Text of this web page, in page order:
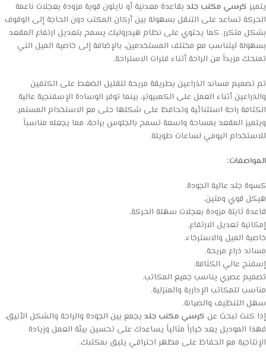
يتميز كرسي مكتب جلد بقاعدة معدنية أو نايلون قوية مزودة بعجلات ناعمة
الحركة تساعد على التنقل بسهولة بين أركان المكتب دون الحاجة إلى الوقوف
بشكل متكرر. كما يحتوي على نظام هيدروليك يسمح بتعديل ارتفاع المقعد
بسهولة ليتناسب مع مختلف المستخدمين، بالإضافة إلى خاصية الميل التي
تمنحك مزيداً من الراحة أثناء فترات الاستراحة.
تم تصميم مساند الذراعين بطريقة مريحة لتقليل الضغط على الكتفين
والذراعين أثناء العمل على الكمبيوتر، بينما توفر الوسادة الإسفنجية عالية
الكثافة راحة استثنائية وتحافظ على شكلها حتى مع الاستخدام المستمر.
ويتميز المقعد بمساحة واسعة تسمح بالجلوس براحة، مما يجعله مناسباً
للاستخدام اليومي لساعات طويلة.
المواصفات:
كسوة جلد عالية الجودة.
هيكل قوي ومتين.
قاعدة ثابتة مزودة بعجلات سهلة الحركة.
إمكانية تعديل الارتفاع.
خاصية الميل والاسترخاء.
مساند ذراع مريحة.
إسفنج عالي الكثافة.
تصميم عصري يناسب جميع المكاتب.
مناسب للمكاتب الإدارية والمنزلية.
سهل التنظيف والصيانة.
إذا كنت تبحث عن كرسي مكتب جلد يجمع بين الجودة والراحة والشكل الأنيق،
فهذا الموديل يعد خياراً مثالياً يساعدك على تحسين بيئة العمل وزيادة
الإنتاجية مع الحفاظ على مظهر احترافي يليق بمكتبك.